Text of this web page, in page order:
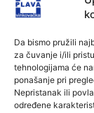
Da bismo pružili
za čuvanje i/ili
tehnologijama će
ponašanje pri
Nepristanak ili
određene
Facebook